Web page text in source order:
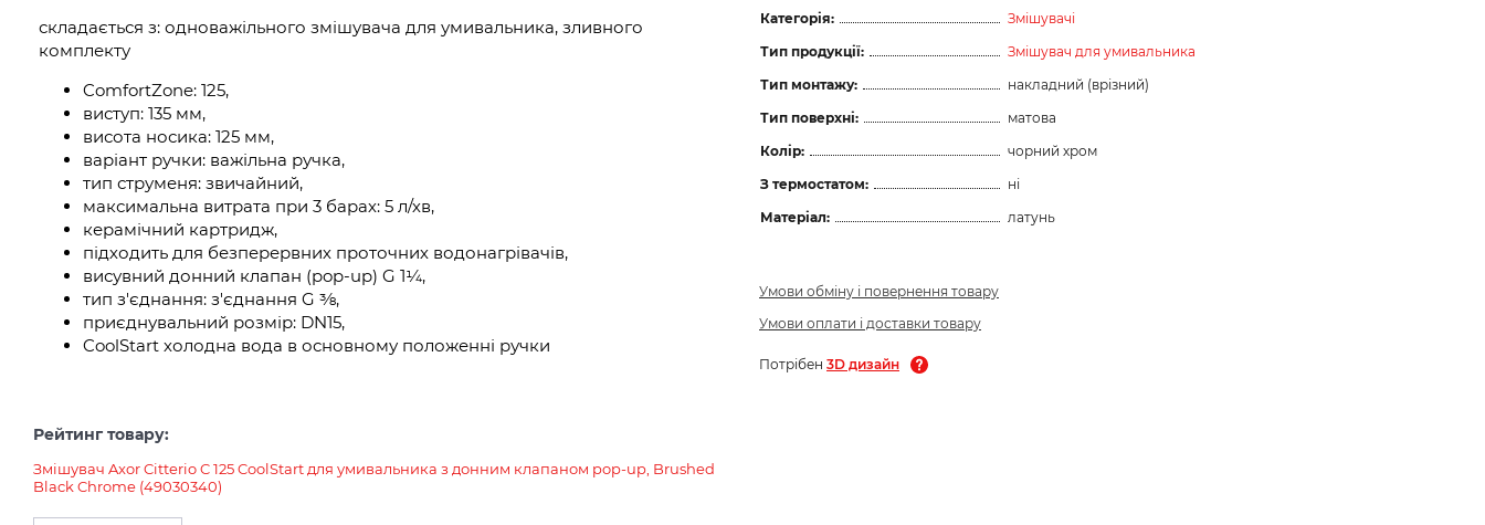
складається з: одноважільного змішувача для умивальника, зливного
комплекту
ComfortZone: 125,
виступ: 135 мм,
висота носика: 125 мм,
варіант ручки: важільна ручка,
тип струменя: звичайний,
максимальна витрата при 3 барах: 5 л/хв,
керамічний картридж,
підходить для безперервних проточних водонагрівачів,
висувний донний клапан (pop-up) G 1¼,
тип з'єднання: з'єднання G ⅜,
приєднувальний розмір: DN15,
CoolStart холодна вода в основному положенні ручки
Категорія:
Змішувачі
Тип продукції:
Змішувач для умивальника
Тип монтажу:
накладний (врізний)
Тип поверхні:
матова
Колір:
чорний хром
З термостатом:
ні
Матеріал:
латунь
Умови обміну і повернення товару
Умови оплати і доставки товару
Потрібен 3D дизайн
Рейтинг товару:
Змішувач Axor Citterio C 125 CoolStart для умивальника з донним клапаном pop-up, Brushed
Black Chrome (49030340)